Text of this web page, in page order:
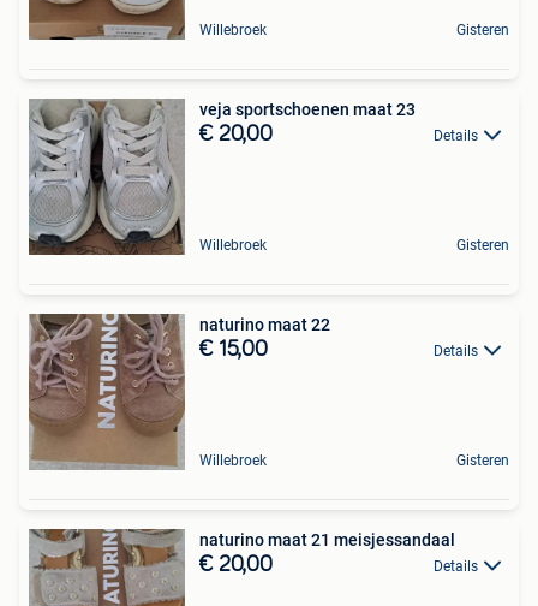
Willebroek Gisteren
veja sportschoenen maat 23
€ 20,00 Details
Willebroek Gisteren
naturino maat 22
€ 15,00 Details
Willebroek Gisteren
naturino maat 21 meisjessandaal
€ 20,00 Details